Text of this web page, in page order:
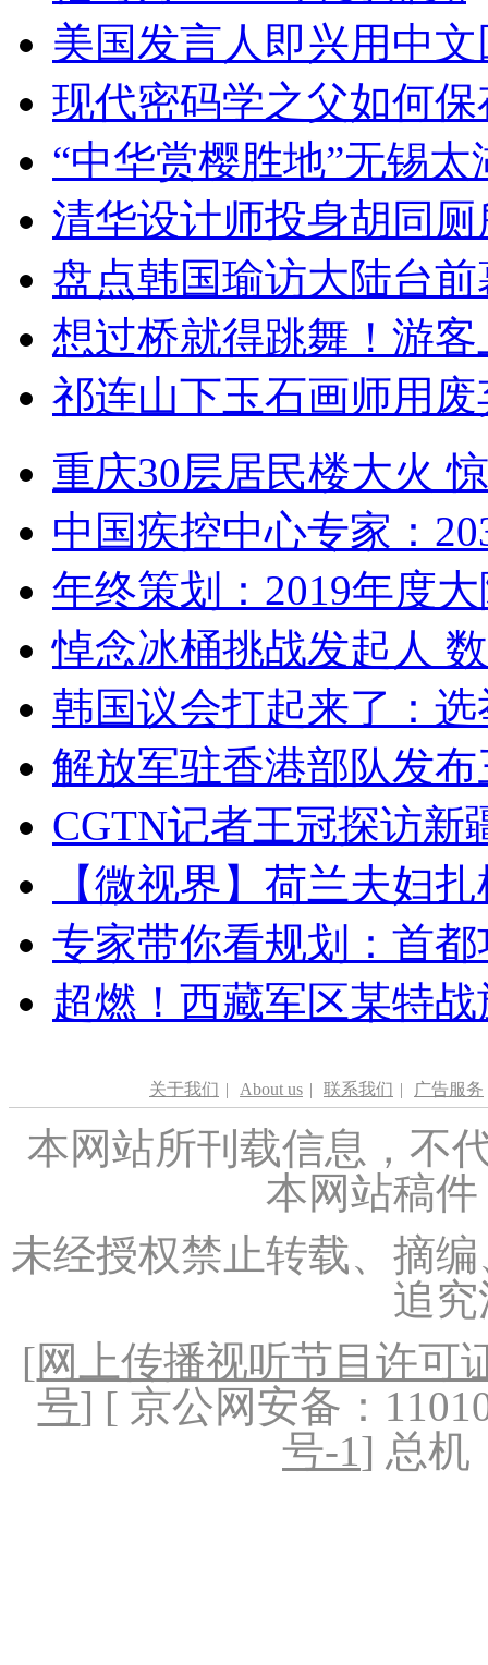
美国发言人即兴用中
现代密码学之父如何
“中华赏樱胜地”无锡
清华设计师投身胡同
盘点韩国瑜访大陆台
想过桥就得跳舞！游客
祁连山下玉石画师用
重庆30层居民楼大火
中国疾控中心专家：
年终策划：2019年度
悼念冰桶挑战发起人
韩国议会打起来了：
解放军驻香港部队发
CGTN记者王冠探访新
【微视界】荷兰夫妇
专家带你看规划：首
超燃！西藏军区某特
关于我们 | About us | 联系我们 | 广告服务
本网站所刊载信息，不
本网站稿
未经授权禁止转载、摘
追
[网上传播视听节目许可
号] [ 京公网安备：
号-1] 总机